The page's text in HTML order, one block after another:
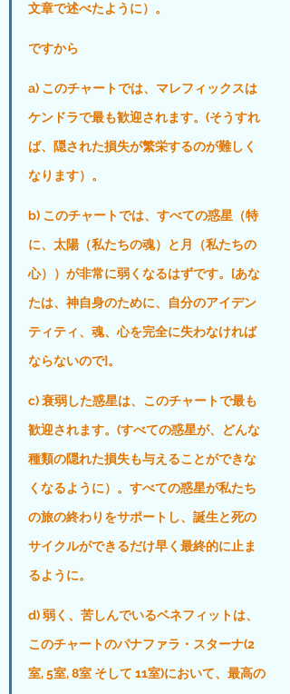
文章で述べたように）。
ですから
a) このチャートでは、マレフィックスは
ケンドラで最も歓迎されます。(そうすれ
ば、隠された損失が繁栄するのが難しく
なります）。
b) このチャートでは、すべての惑星（特
に、太陽（私たちの魂）と月（私たちの
心））が非常に弱くなるはずです。[あな
たは、神自身のために、自分のアイデン
ティティ、魂、心を完全に失わなければ
ならないので]。
c) 衰弱した惑星は、このチャートで最も
歓迎されます。(すべての惑星が、どんな
種類の隠れた損失も与えることができな
くなるように）。すべての惑星が私たち
の旅の終わりをサポートし、誕生と死の
サイクルができるだけ早く最終的に止ま
るように。
d) 弱く、苦しんでいるベネフィットは、
このチャートのパナファラ・スターナ(2
室, 5室, 8室 そして 11室)において、最高の